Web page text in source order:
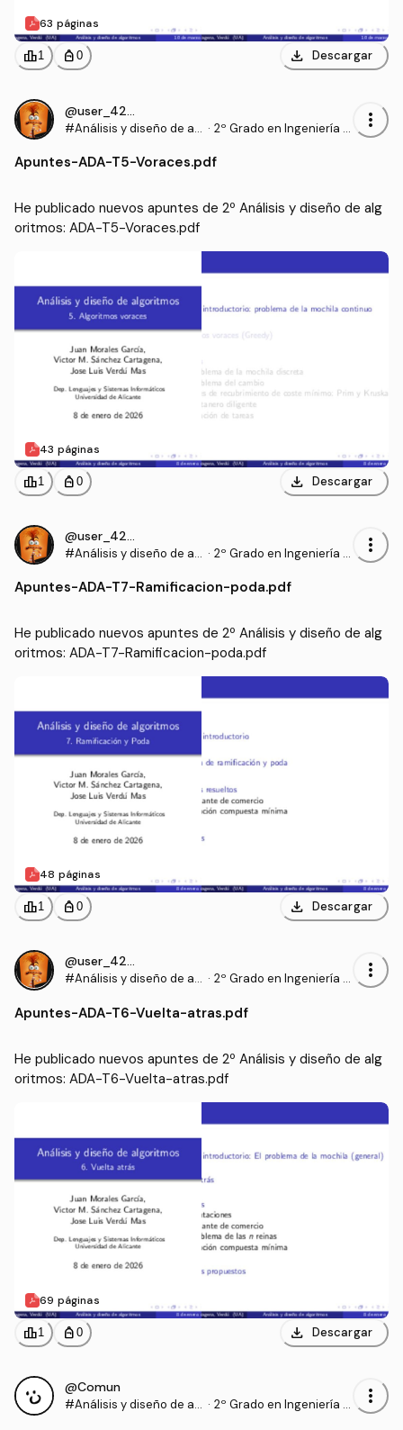
63 páginas
leaderboard1 personal_bag 0 download Descargar
@user_4204874
#Análisis y diseño de al
· 2º Grado en Ingeniería In
more_vert
Apuntes-ADA-T5-Voraces.pdf
He publicado nuevos apuntes de 2º Análisis y diseño de alg
oritmos: ADA-T5-Voraces.pdf
43 páginas
leaderboard1 personal_bag 0 download Descargar
@user_4204874
#Análisis y diseño de al
· 2º Grado en Ingeniería In
more_vert
Apuntes-ADA-T7-Ramificacion-poda.pdf
He publicado nuevos apuntes de 2º Análisis y diseño de alg
oritmos: ADA-T7-Ramificacion-poda.pdf
48 páginas
leaderboard1 personal_bag 0 download Descargar
@user_4204874
#Análisis y diseño de al
· 2º Grado en Ingeniería In
more_vert
Apuntes-ADA-T6-Vuelta-atras.pdf
He publicado nuevos apuntes de 2º Análisis y diseño de alg
oritmos: ADA-T6-Vuelta-atras.pdf
69 páginas
leaderboard1 personal_bag 0 download Descargar
@Comun
#Análisis y diseño de al
· 2º Grado en Ingeniería In
more_vert